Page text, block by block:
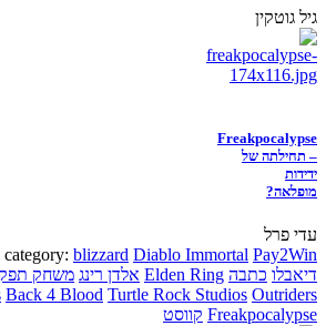
גיל גוטקין
Freakpocalypse
– תחילתה של
ידידות
מופלאה?
עדי פרל
blizzard Diablo Immortal Pay2Win
דיאבלו כתבה Elden Ring אלדן רינג משחק
Back 4 Blood Turtle Rock Studios Outriders
Freakpocalypse קווסט